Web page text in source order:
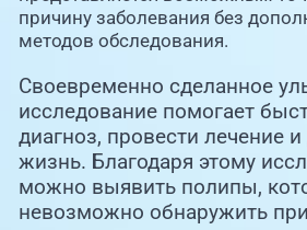
причину заболевания без
методов обследования.
Своевременно сделанное
исследование помогает
диагноз, провести лечение
жизнь. Благодаря этому
можно выявить полипы,
невозможно обнаружить